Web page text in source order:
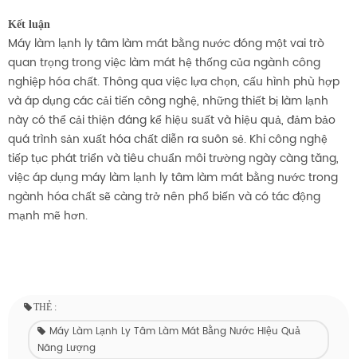
Kết luận
Máy làm lạnh ly tâm làm mát bằng nước đóng một vai trò
quan trọng trong việc làm mát hệ thống của ngành công
nghiệp hóa chất. Thông qua việc lựa chọn, cấu hình phù hợp
và áp dụng các cải tiến công nghệ, những thiết bị làm lạnh
này có thể cải thiện đáng kể hiệu suất và hiệu quả, đảm bảo
quá trình sản xuất hóa chất diễn ra suôn sẻ. Khi công nghệ
tiếp tục phát triển và tiêu chuẩn môi trường ngày càng tăng,
việc áp dụng máy làm lạnh ly tâm làm mát bằng nước trong
ngành hóa chất sẽ càng trở nên phổ biến và có tác động
mạnh mẽ hơn.
THẺ :
Máy Làm Lạnh Ly Tâm Làm Mát Bằng Nước Hiệu Quả
Năng Lượng